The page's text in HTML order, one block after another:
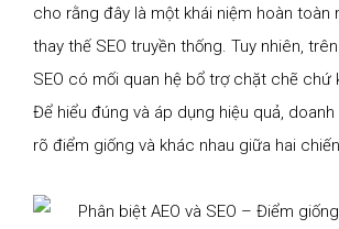
cho rằng đây là một khái niệm hoàn toàn
thay thế SEO truyền thống. Tuy nhiên,
SEO có mối quan hệ bổ trợ chặt chẽ chứ
Để hiểu đúng và áp dụng hiệu quả,
rõ điểm giống và khác nhau giữa hai